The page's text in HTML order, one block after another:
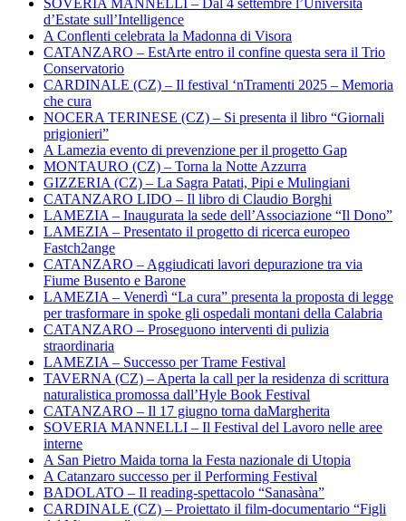
d’Estate sull’Intelligence
A Conflenti celebrata la Madonna di Visora
CATANZARO – EstArte entro il confine questa sera il Trio
Conservatorio
CARDINALE (CZ) – Il festival ‘nTramenti 2025 – Memoria
che cura
NOCERA TERINESE (CZ) – Si presenta il libro “Giornali
prigionieri”
A Lamezia evento di prevenzione per il progetto Gap
MONTAURO (CZ) – Torna la Notte Azzurra
GIZZERIA (CZ) – La Sagra Patati, Pipi e Mulingiani
CATANZARO LIDO – Il libro di Claudio Borghi
LAMEZIA – Inaugurata la sede dell’Associazione “Il Dono”
LAMEZIA – Presentato il progetto di ricerca europeo
Fastch2ange
CATANZARO – Aggiudicati lavori depurazione tra via
Fiume Busento e Barone
LAMEZIA – Venerdì “La cura” presenta la proposta di legge
per trasformare in spoke gli ospedali montani della Calabria
CATANZARO – Proseguono interventi di pulizia
straordinaria
LAMEZIA – Successo per Trame Festival
TAVERNA (CZ) – Aperta la call per la residenza di scrittura
naturalistica promossa dall’Hyle Book Festival
CATANZARO – Il 17 giugno torna daMargherita
SOVERIA MANNELLI – Il Festival del Lavoro nelle aree
interne
A San Pietro Maida torna la Festa nazionale di Utopia
A Catanzaro successo per il Performing Festival
BADOLATO – Il reading-spettacolo “Sanasàna”
CARDINALE (CZ) – Proiettato il film-documentario “Figli